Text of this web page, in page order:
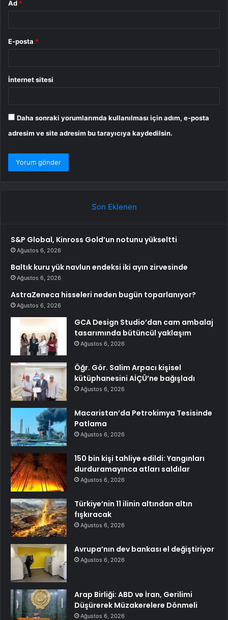
Ad *
E-posta *
İnternet sitesi
Daha sonraki yorumlarımda kullanılması için adım, e-posta
adresim ve site adresim bu tarayıcıya kaydedilsin.
Son Eklenen
S&P Global, Kinross Gold’un notunu yükseltti
Ağustos 6, 2026
Baltık kuru yük navlun endeksi iki ayın zirvesinde
Ağustos 6, 2026
AstraZeneca hisseleri neden bugün toparlanıyor?
Ağustos 6, 2026
GCA Design Studio’dan cam ambalaj
tasarımında bütüncül yaklaşım
Ağustos 6, 2026
Öğr. Gör. Salim Arpacı kişisel
kütüphanesini AİÇÜ’ne bağışladı
Ağustos 6, 2026
Macaristan’da Petrokimya Tesisinde
Patlama
Ağustos 6, 2026
150 bin kişi tahliye edildi: Yangınları
durduramayınca atları saldılar
Ağustos 6, 2026
Türkiye’nin 11 ilinin altından altın
fışkıracak
Ağustos 6, 2026
Avrupa’nın dev bankası el değiştiriyor
Ağustos 6, 2026
Arap Birliği: ABD ve İran, Gerilimi
Düşürerek Müzakerelere Dönmeli
Ağustos 6, 2026